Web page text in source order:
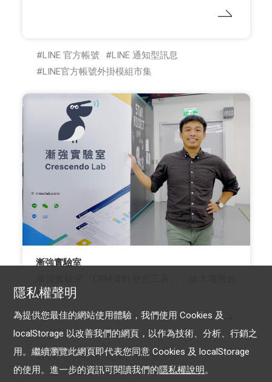
LINE 官方帳號
LINE 通知型訊息
LINE官方帳號外掛模組市集
漸強實驗室
益
LINE 官方帳號
LINE 保證型廣告
LINE POINTS
隱私權聲明
為提供您最佳的網站使用體驗，我們使用 Cookies 及
localStorage 以改善我們的網頁，以作為技術、分析、行銷之
用。繼續瀏覽此網頁即代表您同意 Cookies 及 localStorage
的使用。進一步的資訊可閱讀我們的隱私權說明。